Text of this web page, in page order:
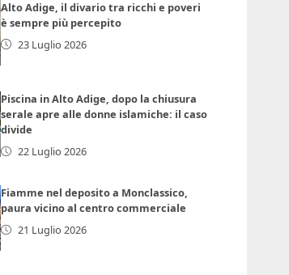
Alto Adige, il divario tra ricchi e poveri
è sempre più percepito
23 Luglio 2026
Piscina in Alto Adige, dopo la chiusura
serale apre alle donne islamiche: il caso
divide
22 Luglio 2026
Fiamme nel deposito a Monclassico,
paura vicino al centro commerciale
21 Luglio 2026